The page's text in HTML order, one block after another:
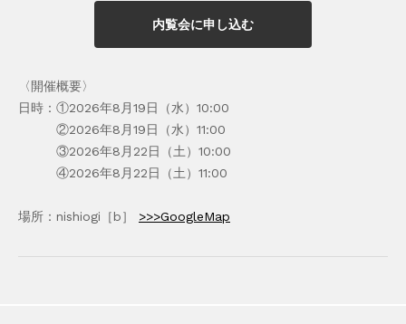
内覧会に申し込む
〈開催概要〉
日時：①2026年8月19日（水）10:00
②2026年8月19日（水）11:00
③2026年8月22日（土）10:00
④2026年8月22日（土）11:00
場所：nishiogi［b］ >>>GoogleMap